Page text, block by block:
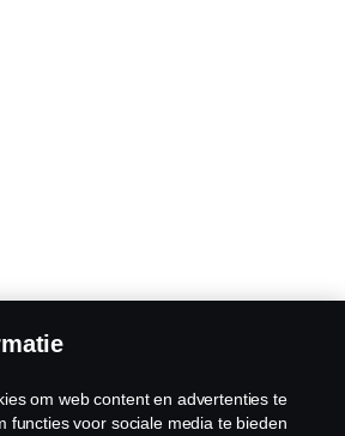
om web content en advertenties te
functies voor sociale media te bieden